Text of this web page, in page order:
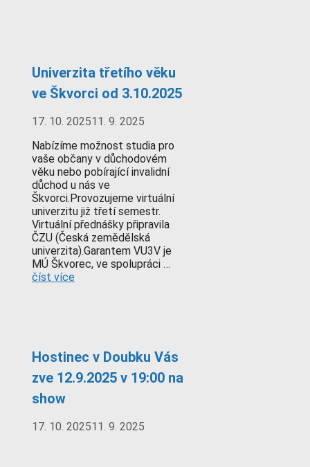
Univerzita třetího věku
ve Škvorci od 3.10.2025
17. 10. 202511. 9. 2025
Nabízíme možnost studia pro
vaše občany v důchodovém
věku nebo pobírající invalidní
důchod u nás ve
Škvorci.Provozujeme virtuální
univerzitu již třetí semestr.
Virtuální přednášky připravila
ČZU (Česká zemědělská
univerzita).Garantem VU3V je
MÚ Škvorec, ve spolupráci …
číst více
Hostinec v Doubku Vás
zve 12.9.2025 v 19:00 na
show
17. 10. 202511. 9. 2025